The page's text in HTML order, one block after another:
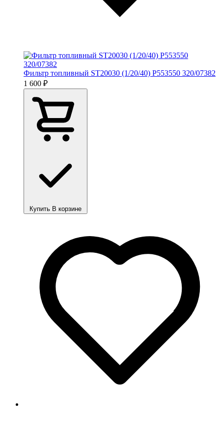
Фильтр топливный ST20030 (1/20/40) P553550 320/07382
1 600 ₽
Купить В корзине